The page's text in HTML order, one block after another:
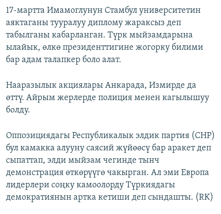
17-мартта Имамоглунун Стамбул университетин
аяктаганы тууралуу диплому жараксыз деп
табылганы кабарланган. Түрк мыйзамдарына
ылайык, өлкө президенттигине жогорку билими
бар адам талапкер боло алат.
Нааразылык акциялары Анкарада, Измирде да
өттү. Айрым жерлерде полиция менен кагылышуу
болду.
Оппозициядагы Республикалык элдик партия (CHP)
бул камакка алууну саясий жүйөөсү бар аракет деп
сыпаттап, элди мыйзам чегинде тынч
демонстрация өткөрүүгө чакырган. Ал эми Европа
лидерлери соңку камоолорду Түркиядагы
демократиянын артка кетиши деп сындашты. (RK)